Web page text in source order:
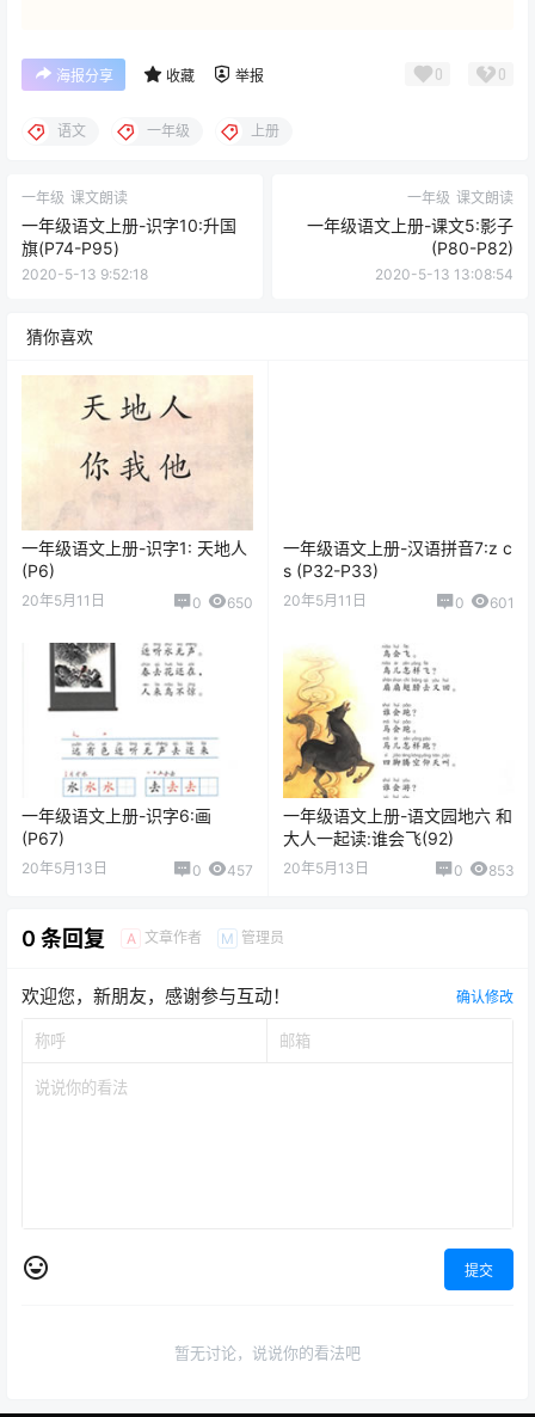
海报分享 收藏 举报 0 0
语文 一年级 上册
一年级 课文朗读
一年级语文上册-识字10:升国
旗(P74-P95)
2020-5-13 9:52:18
一年级 课文朗读
一年级语文上册-课文5:影子
(P80-P82)
2020-5-13 13:08:54
猜你喜欢
一年级语文上册-识字1: 天地人
(P6)
20年5月11日 0 650
一年级语文上册-汉语拼音7:z c
s (P32-P33)
20年5月11日 0 601
一年级语文上册-识字6:画
(P67)
20年5月13日 0 457
一年级语文上册-语文园地六 和
大人一起读:谁会飞(92)
20年5月13日 0 853
0 条回复 A 文章作者 M 管理员
欢迎您，新朋友，感谢参与互动！ 确认修改
提交
暂无讨论，说说你的看法吧